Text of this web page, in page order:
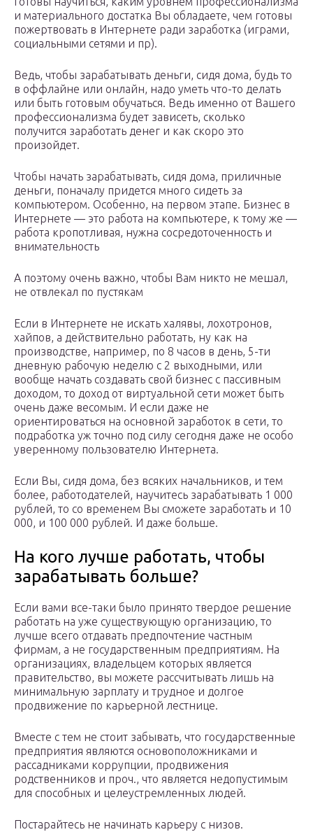
и материального достатка Вы обладаете, чем готовы
пожертвовать в Интернете ради заработка (играми,
социальными сетями и пр).
Ведь, чтобы зарабатывать деньги, сидя дома, будь то
в оффлайне или онлайн, надо уметь что-то делать
или быть готовым обучаться. Ведь именно от Вашего
профессионализма будет зависеть, сколько
получится заработать денег и как скоро это
произойдет.
Чтобы начать зарабатывать, сидя дома, приличные
деньги, поначалу придется много сидеть за
компьютером. Особенно, на первом этапе. Бизнес в
Интернете — это работа на компьютере, к тому же —
работа кропотливая, нужна сосредоточенность и
внимательность
А поэтому очень важно, чтобы Вам никто не мешал,
не отвлекал по пустякам
Если в Интернете не искать халявы, лохотронов,
хайпов, а действительно работать, ну как на
производстве, например, по 8 часов в день, 5-ти
дневную рабочую неделю с 2 выходными, или
вообще начать создавать свой бизнес с пассивным
доходом, то доход от виртуальной сети может быть
очень даже весомым. И если даже не
ориентироваться на основной заработок в сети, то
подработка уж точно под силу сегодня даже не особо
уверенному пользователю Интернета.
Если Вы, сидя дома, без всяких начальников, и тем
более, работодателей, научитесь зарабатывать 1 000
рублей, то со временем Вы сможете заработать и 10
000, и 100 000 рублей. И даже больше.
На кого лучше работать, чтобы
зарабатывать больше?
Если вами все-таки было принято твердое решение
работать на уже существующую организацию, то
лучше всего отдавать предпочтение частным
фирмам, а не государственным предприятиям. На
организациях, владельцем которых является
правительство, вы можете рассчитывать лишь на
минимальную зарплату и трудное и долгое
продвижение по карьерной лестнице.
Вместе с тем не стоит забывать, что государственные
предприятия являются основоположниками и
рассадниками коррупции, продвижения
родственников и проч., что является недопустимым
для способных и целеустремленных людей.
Постарайтесь не начинать карьеру с низов.